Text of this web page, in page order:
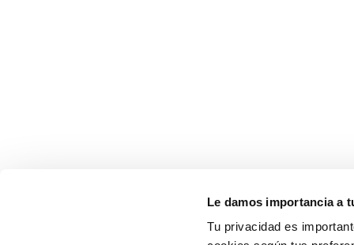
Le damos importancia a
Tu privacidad es